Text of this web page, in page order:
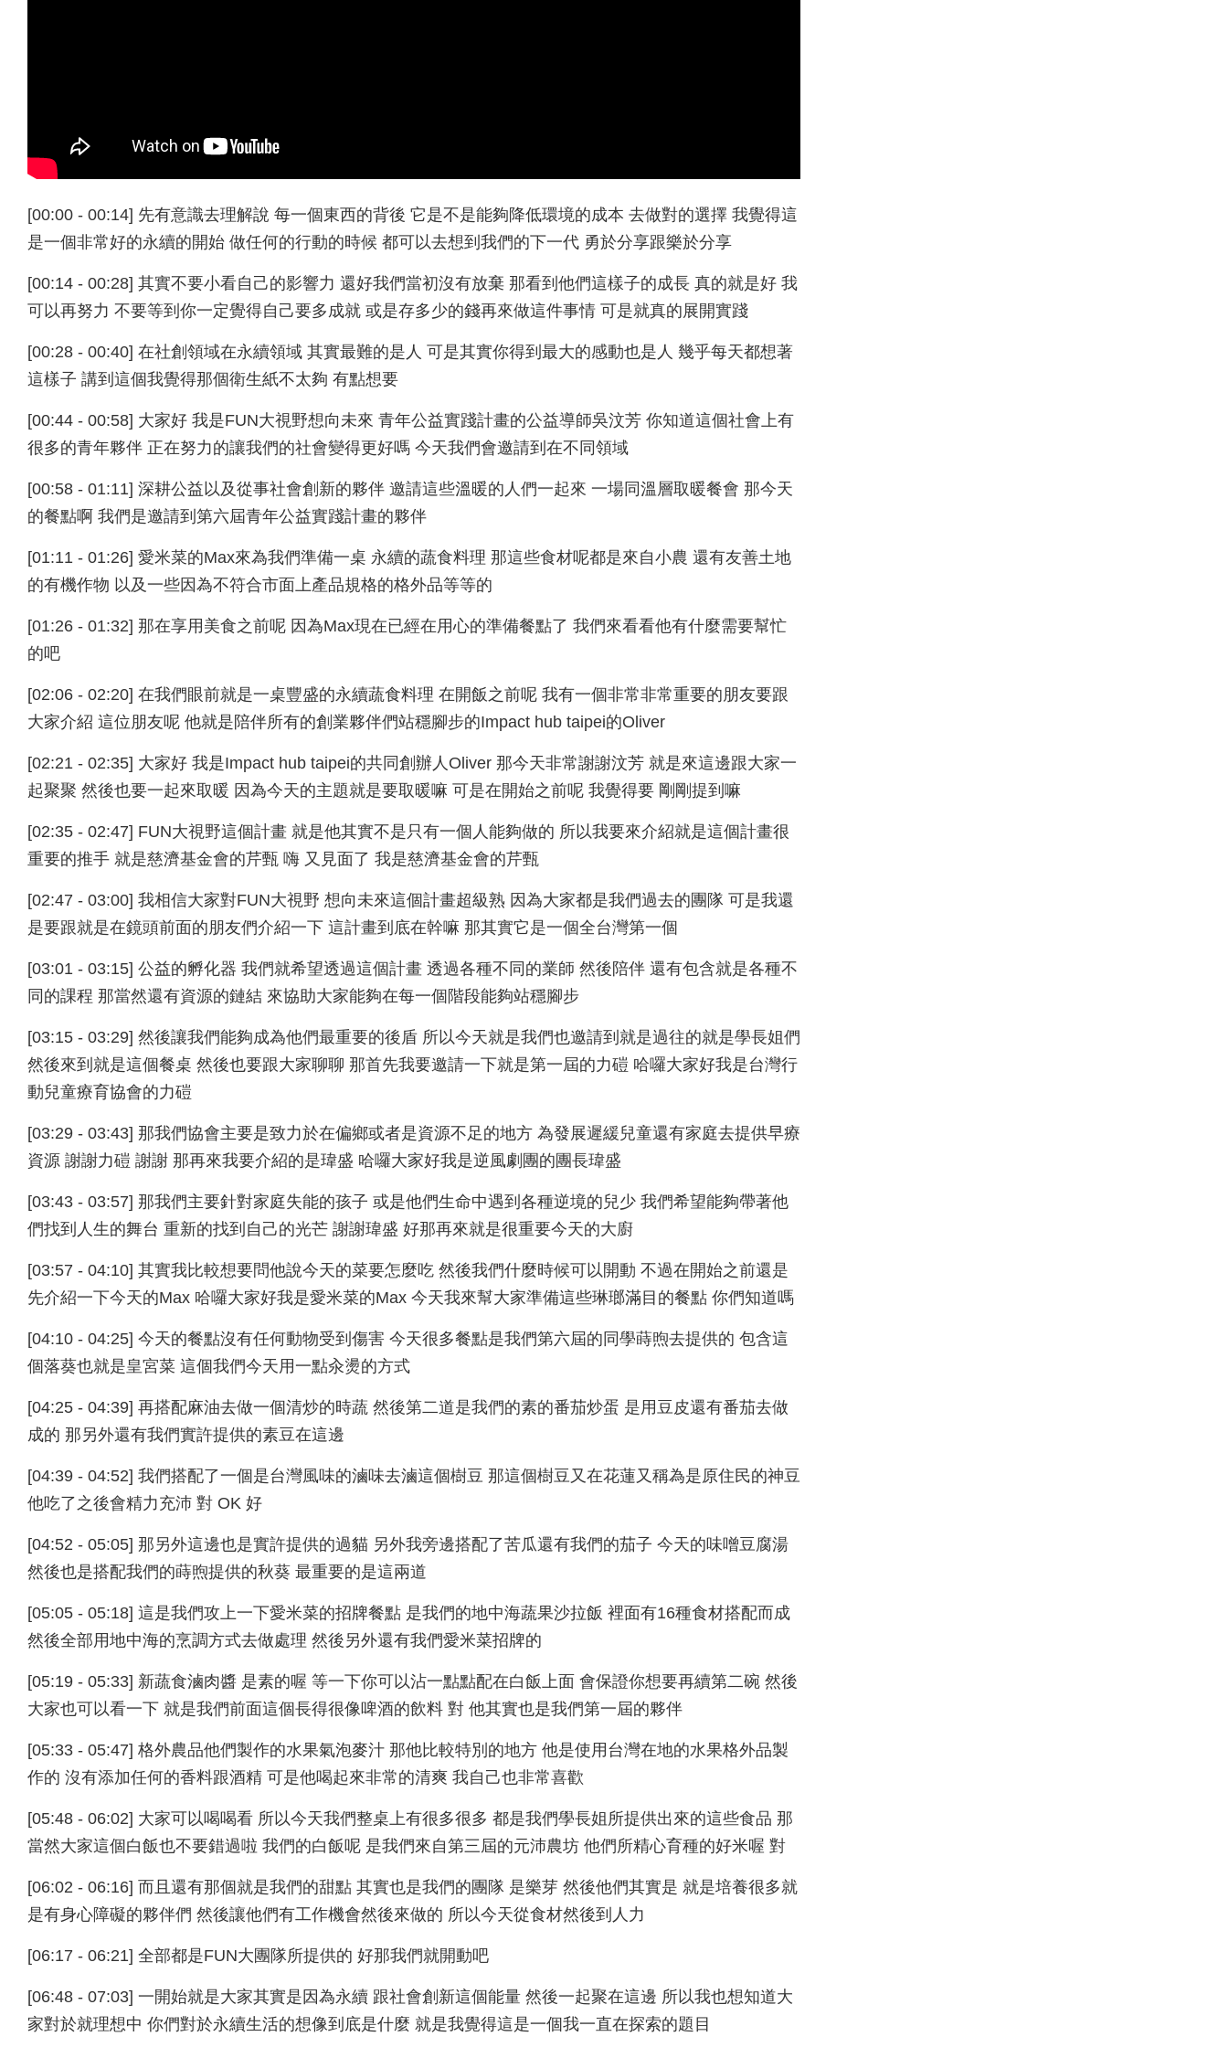
[00:00 - 00:14] 先有意識去理解說 每一個東西的背後 它是不是能夠降低環境的成本 去做對的選擇 我覺得這
是一個非常好的永續的開始 做任何的行動的時候 都可以去想到我們的下一代 勇於分享跟樂於分享
[00:14 - 00:28] 其實不要小看自己的影響力 還好我們當初沒有放棄 那看到他們這樣子的成長 真的就是好 我
可以再努力 不要等到你一定覺得自己要多成就 或是存多少的錢再來做這件事情 可是就真的展開實踐
[00:28 - 00:40] 在社創領域在永續領域 其實最難的是人 可是其實你得到最大的感動也是人 幾乎每天都想著
這樣子 講到這個我覺得那個衛生紙不太夠 有點想要
[00:44 - 00:58] 大家好 我是FUN大視野想向未來 青年公益實踐計畫的公益導師吳汶芳 你知道這個社會上有
很多的青年夥伴 正在努力的讓我們的社會變得更好嗎 今天我們會邀請到在不同領域
[00:58 - 01:11] 深耕公益以及從事社會創新的夥伴 邀請這些溫暖的人們一起來 一場同溫層取暖餐會 那今天
的餐點啊 我們是邀請到第六屆青年公益實踐計畫的夥伴
[01:11 - 01:26] 愛米菜的Max來為我們準備一桌 永續的蔬食料理 那這些食材呢都是來自小農 還有友善土地
的有機作物 以及一些因為不符合市面上產品規格的格外品等等的
[01:26 - 01:32] 那在享用美食之前呢 因為Max現在已經在用心的準備餐點了 我們來看看他有什麼需要幫忙
的吧
[02:06 - 02:20] 在我們眼前就是一桌豐盛的永續蔬食料理 在開飯之前呢 我有一個非常非常重要的朋友要跟
大家介紹 這位朋友呢 他就是陪伴所有的創業夥伴們站穩腳步的Impact hub taipei的Oliver
[02:21 - 02:35] 大家好 我是Impact hub taipei的共同創辦人Oliver 那今天非常謝謝汶芳 就是來這邊跟大家一
起聚聚 然後也要一起來取暖 因為今天的主題就是要取暖嘛 可是在開始之前呢 我覺得要 剛剛提到嘛
[02:35 - 02:47] FUN大視野這個計畫 就是他其實不是只有一個人能夠做的 所以我要來介紹就是這個計畫很
重要的推手 就是慈濟基金會的芹甄 嗨 又見面了 我是慈濟基金會的芹甄
[02:47 - 03:00] 我相信大家對FUN大視野 想向未來這個計畫超級熟 因為大家都是我們過去的團隊 可是我還
是要跟就是在鏡頭前面的朋友們介紹一下 這計畫到底在幹嘛 那其實它是一個全台灣第一個
[03:01 - 03:15] 公益的孵化器 我們就希望透過這個計畫 透過各種不同的業師 然後陪伴 還有包含就是各種不
同的課程 那當然還有資源的鏈結 來協助大家能夠在每一個階段能夠站穩腳步
[03:15 - 03:29] 然後讓我們能夠成為他們最重要的後盾 所以今天就是我們也邀請到就是過往的就是學長姐們
然後來到就是這個餐桌 然後也要跟大家聊聊 那首先我要邀請一下就是第一屆的力磑 哈囉大家好我是台灣行
動兒童療育協會的力磑
[03:29 - 03:43] 那我們協會主要是致力於在偏鄉或者是資源不足的地方 為發展遲緩兒童還有家庭去提供早療
資源 謝謝力磑 謝謝 那再來我要介紹的是瑋盛 哈囉大家好我是逆風劇團的團長瑋盛
[03:43 - 03:57] 那我們主要針對家庭失能的孩子 或是他們生命中遇到各種逆境的兒少 我們希望能夠帶著他
們找到人生的舞台 重新的找到自己的光芒 謝謝瑋盛 好那再來就是很重要今天的大廚
[03:57 - 04:10] 其實我比較想要問他說今天的菜要怎麼吃 然後我們什麼時候可以開動 不過在開始之前還是
先介紹一下今天的Max 哈囉大家好我是愛米菜的Max 今天我來幫大家準備這些琳瑯滿目的餐點 你們知道嗎
[04:10 - 04:25] 今天的餐點沒有任何動物受到傷害 今天很多餐點是我們第六屆的同學蒔煦去提供的 包含這
個落葵也就是皇宮菜 這個我們今天用一點汆燙的方式
[04:25 - 04:39] 再搭配麻油去做一個清炒的時蔬 然後第二道是我們的素的番茄炒蛋 是用豆皮還有番茄去做
成的 那另外還有我們實許提供的素豆在這邊
[04:39 - 04:52] 我們搭配了一個是台灣風味的滷味去滷這個樹豆 那這個樹豆又在花蓮又稱為是原住民的神豆
他吃了之後會精力充沛 對 OK 好
[04:52 - 05:05] 那另外這邊也是實許提供的過貓 另外我旁邊搭配了苦瓜還有我們的茄子 今天的味噌豆腐湯
然後也是搭配我們的蒔煦提供的秋葵 最重要的是這兩道
[05:05 - 05:18] 這是我們攻上一下愛米菜的招牌餐點 是我們的地中海蔬果沙拉飯 裡面有16種食材搭配而成
然後全部用地中海的烹調方式去做處理 然後另外還有我們愛米菜招牌的
[05:19 - 05:33] 新蔬食滷肉醬 是素的喔 等一下你可以沾一點點配在白飯上面 會保證你想要再續第二碗 然後
大家也可以看一下 就是我們前面這個長得很像啤酒的飲料 對 他其實也是我們第一屆的夥伴
[05:33 - 05:47] 格外農品他們製作的水果氣泡麥汁 那他比較特別的地方 他是使用台灣在地的水果格外品製
作的 沒有添加任何的香料跟酒精 可是他喝起來非常的清爽 我自己也非常喜歡
[05:48 - 06:02] 大家可以喝喝看 所以今天我們整桌上有很多很多 都是我們學長姐所提供出來的這些食品 那
當然大家這個白飯也不要錯過啦 我們的白飯呢 是我們來自第三屆的元沛農坊 他們所精心育種的好米喔 對
[06:02 - 06:16] 而且還有那個就是我們的甜點 其實也是我們的團隊 是樂芽 然後他們其實是 就是培養很多就
是有身心障礙的夥伴們 然後讓他們有工作機會然後來做的 所以今天從食材然後到人力
[06:17 - 06:21] 全部都是FUN大團隊所提供的 好那我們就開動吧
[06:48 - 07:03] 一開始就是大家其實是因為永續 跟社會創新這個能量 然後一起聚在這邊 所以我也想知道大
家對於就理想中 你們對於永續生活的想像到底是什麼 就是我覺得這是一個我一直在探索的題目